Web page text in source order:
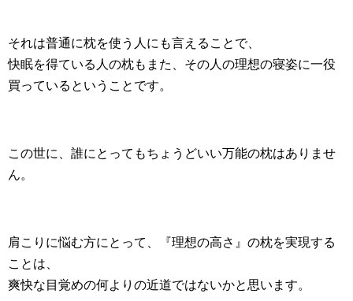
それは普通に枕を使う人にも言えることで、
快眠を得ている人の枕もまた、その人の理想の寝姿に一役
買っているということです。
この世に、誰にとってもちょうどいい万能の枕はありませ
ん。
肩こりに悩む方にとって、『理想の高さ』の枕を実現する
ことは、
爽快な目覚めの何よりの近道ではないかと思います。